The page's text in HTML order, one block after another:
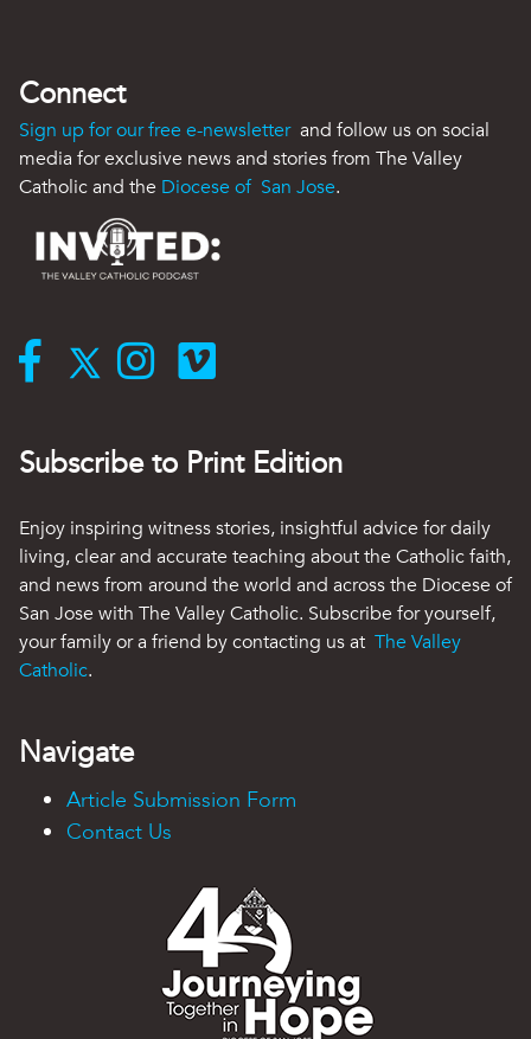
Connect
Sign up for our free e-newsletter and follow us on social
media for exclusive news and stories from The Valley
Catholic and the Diocese of San Jose.
Subscribe to Print Edition
Enjoy inspiring witness stories, insightful advice for daily
living, clear and accurate teaching about the Catholic faith,
and news from around the world and across the Diocese of
San Jose with The Valley Catholic. Subscribe for yourself,
your family or a friend by contacting us at The Valley
Catholic.
Navigate
Article Submission Form
Contact Us